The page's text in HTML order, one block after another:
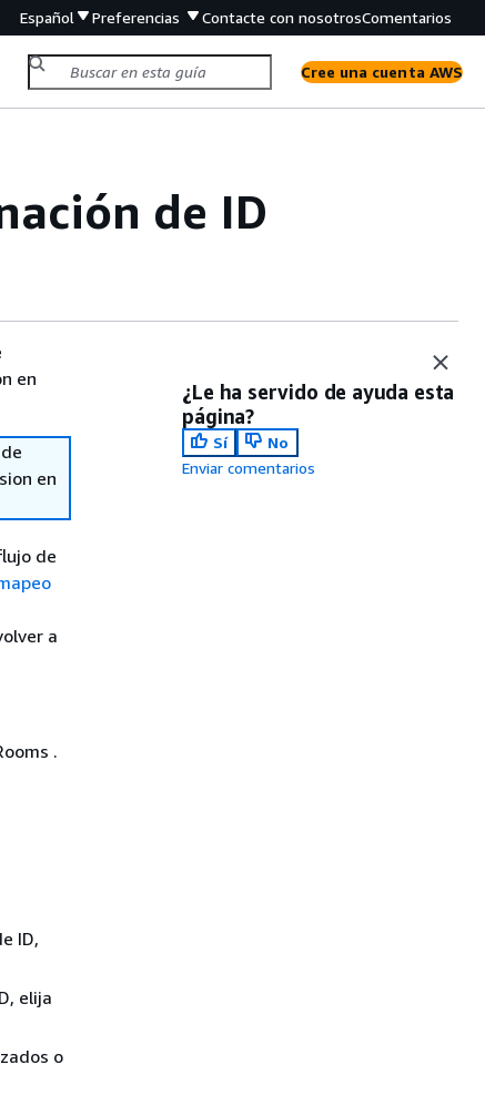
Español Preferencias Contacte con nosotrosComentarios
Cree una cuenta AWS
de ID
en
en
de
a
.
ID,
elija
o
¿Le ha servido de ayuda esta
página?
Sí
No
Enviar comentarios